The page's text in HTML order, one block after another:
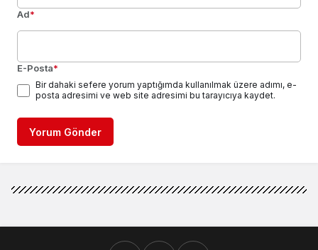
Ad*
E-Posta*
Bir dahaki sefere yorum yaptığımda kullanılmak üzere adımı, e-
posta adresimi ve web site adresimi bu tarayıcıya kaydet.
Yorum Gönder